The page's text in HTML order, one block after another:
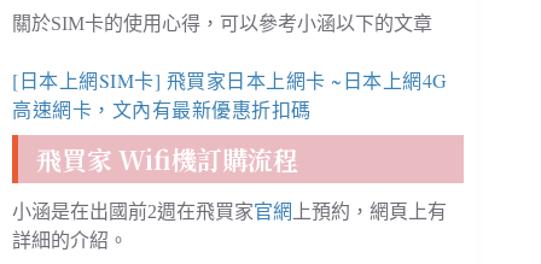
關於SIM卡的使用心得，可以參考小涵以下的文章
[日本上網SIM卡] 飛買家日本上網卡 ~日本上網4G
高速網卡，文內有最新優惠折扣碼
飛買家 Wifi機訂購流程
小涵是在出國前2週在飛買家官網上預約，網頁上有
詳細的介紹。